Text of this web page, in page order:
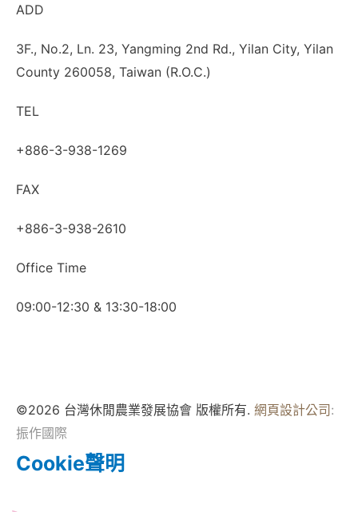
ADD
3F., No.2, Ln. 23, Yangming 2nd Rd., Yilan City, Yilan
County 260058, Taiwan (R.O.C.)
TEL
+886-3-938-1269
FAX
+886-3-938-2610
Office Time
09:00-12:30 & 13:30-18:00
©2026 台灣休閒農業發展協會 版權所有. 網頁設計公司:
振作國際
Cookie聲明